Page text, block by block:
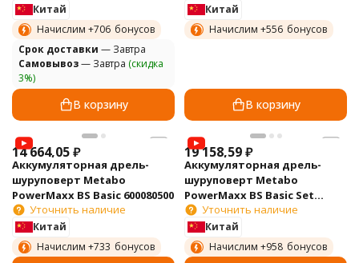
Китай
Начислим +706 бонусов
Cрок доставки — Завтра
Самовывоз— Завтра (скидка
3%)
В корзину
Китай
Начислим +556 бонусов
В корзину
14 664,05₽
Аккумуляторная дрель-
шуруповерт Metabo
PowerMaxx BS Basic 600080500
Уточнить наличие
Китай
Начислим +733 бонусов
19 158,59₽
Аккумуляторная дрель-
шуруповерт Metabo
PowerMaxx BS Basic Set
600080960
Уточнить наличие
Китай
Начислим +958 бонусов